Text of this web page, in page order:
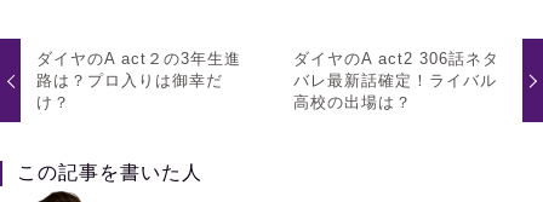
ダイヤのA act２の3年生進
路は？プロ入りは御幸だ
け？
ダイヤのA act2 306話ネタ
バレ最新話確定！ライバル
高校の出場は？
この記事を書いた人